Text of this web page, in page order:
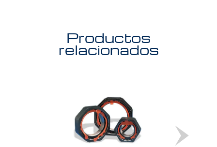
Productos
relacionados